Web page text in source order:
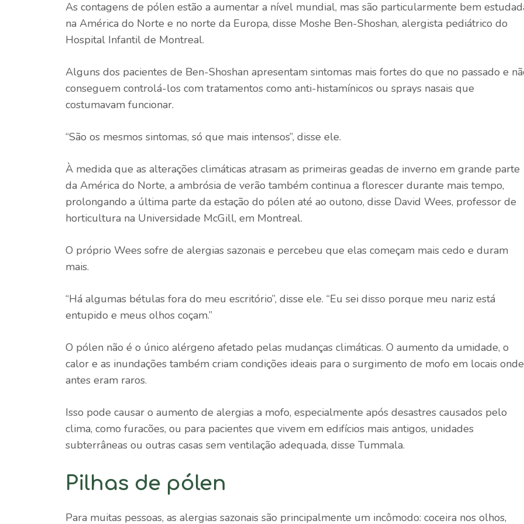
As contagens de pólen estão a aumentar a nível mundial, mas são particularmente bem
na América do Norte e no norte da Europa, disse Moshe Ben-Shoshan, alergista pediátrico do
Hospital Infantil de Montreal.
Alguns dos pacientes de Ben-Shoshan apresentam sintomas mais fortes do que no passado e
conseguem controlá-los com tratamentos como anti-histamínicos ou sprays nasais que
costumavam funcionar.
“São os mesmos sintomas, só que mais intensos”, disse ele.
À medida que as alterações climáticas atrasam as primeiras geadas de inverno em grande parte
da América do Norte, a ambrósia de verão também continua a florescer durante mais tempo,
prolongando a última parte da estação do pólen até ao outono, disse David Wees, professor de
horticultura na Universidade McGill, em Montreal.
O próprio Wees sofre de alergias sazonais e percebeu que elas começam mais cedo e duram
mais.
“Há algumas bétulas fora do meu escritório”, disse ele. “Eu sei disso porque meu nariz está
entupido e meus olhos coçam.”
O pólen não é o único alérgeno afetado pelas mudanças climáticas. O aumento da umidade, o
calor e as inundações também criam condições ideais para o surgimento de mofo em locais onde
antes eram raros.
Isso pode causar o aumento de alergias a mofo, especialmente após desastres causados ​​pelo
clima, como furacões, ou para pacientes que vivem em edifícios mais antigos, unidades
subterrâneas ou outras casas sem ventilação adequada, disse Tummala.
Pilhas de pólen
Para muitas pessoas, as alergias sazonais são principalmente um incômodo: coceira nos olhos,